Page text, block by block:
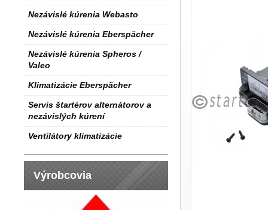
Nezávislé kúrenia Webasto
Nezávislé kúrenia Eberspächer
Nezávislé kúrenia Spheros /
Valeo
Klimatizácie Eberspächer
Servis štartérov alternátorov a
nezávislých kúrení
Ventilátory klimatizácie
Výrobcovia